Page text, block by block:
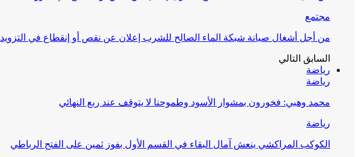
مجتمع
من أجل أشغال صيانة شبكة الماء الصالح للشرب إعلان عن نقص أو إنقطاع في التزويد
السابق التالي
رياضة
رياضة
محمد وهبي: فخورون بمشوار الأسود وطموحنا لا يتوقف عند ربع النهائي
رياضة
الكوكب المراكشي ينعش آمال البقاء في القسم الأول بفوز ثمين على الفتح الرباطي